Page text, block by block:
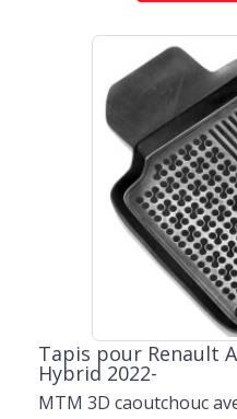
Tapis pour Renault
Hybrid 2022-
MTM 3D caoutchouc